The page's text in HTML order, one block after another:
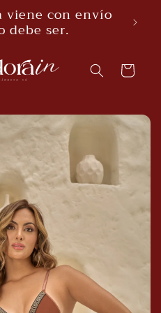
viene con envío
debe ser.
Cart